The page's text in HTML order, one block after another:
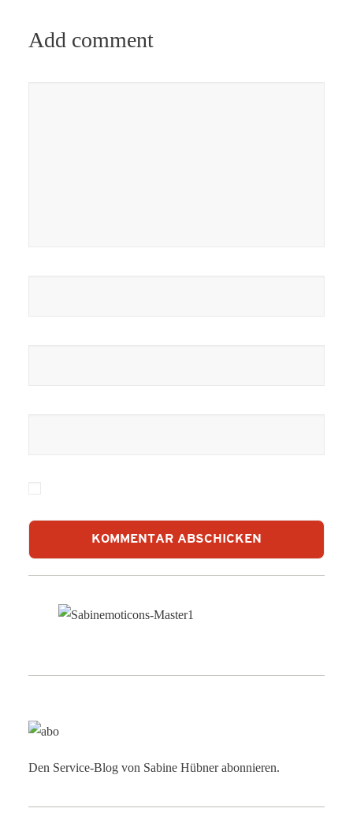
Add comment
Den Service-Blog von Sabine Hübner abonnieren.